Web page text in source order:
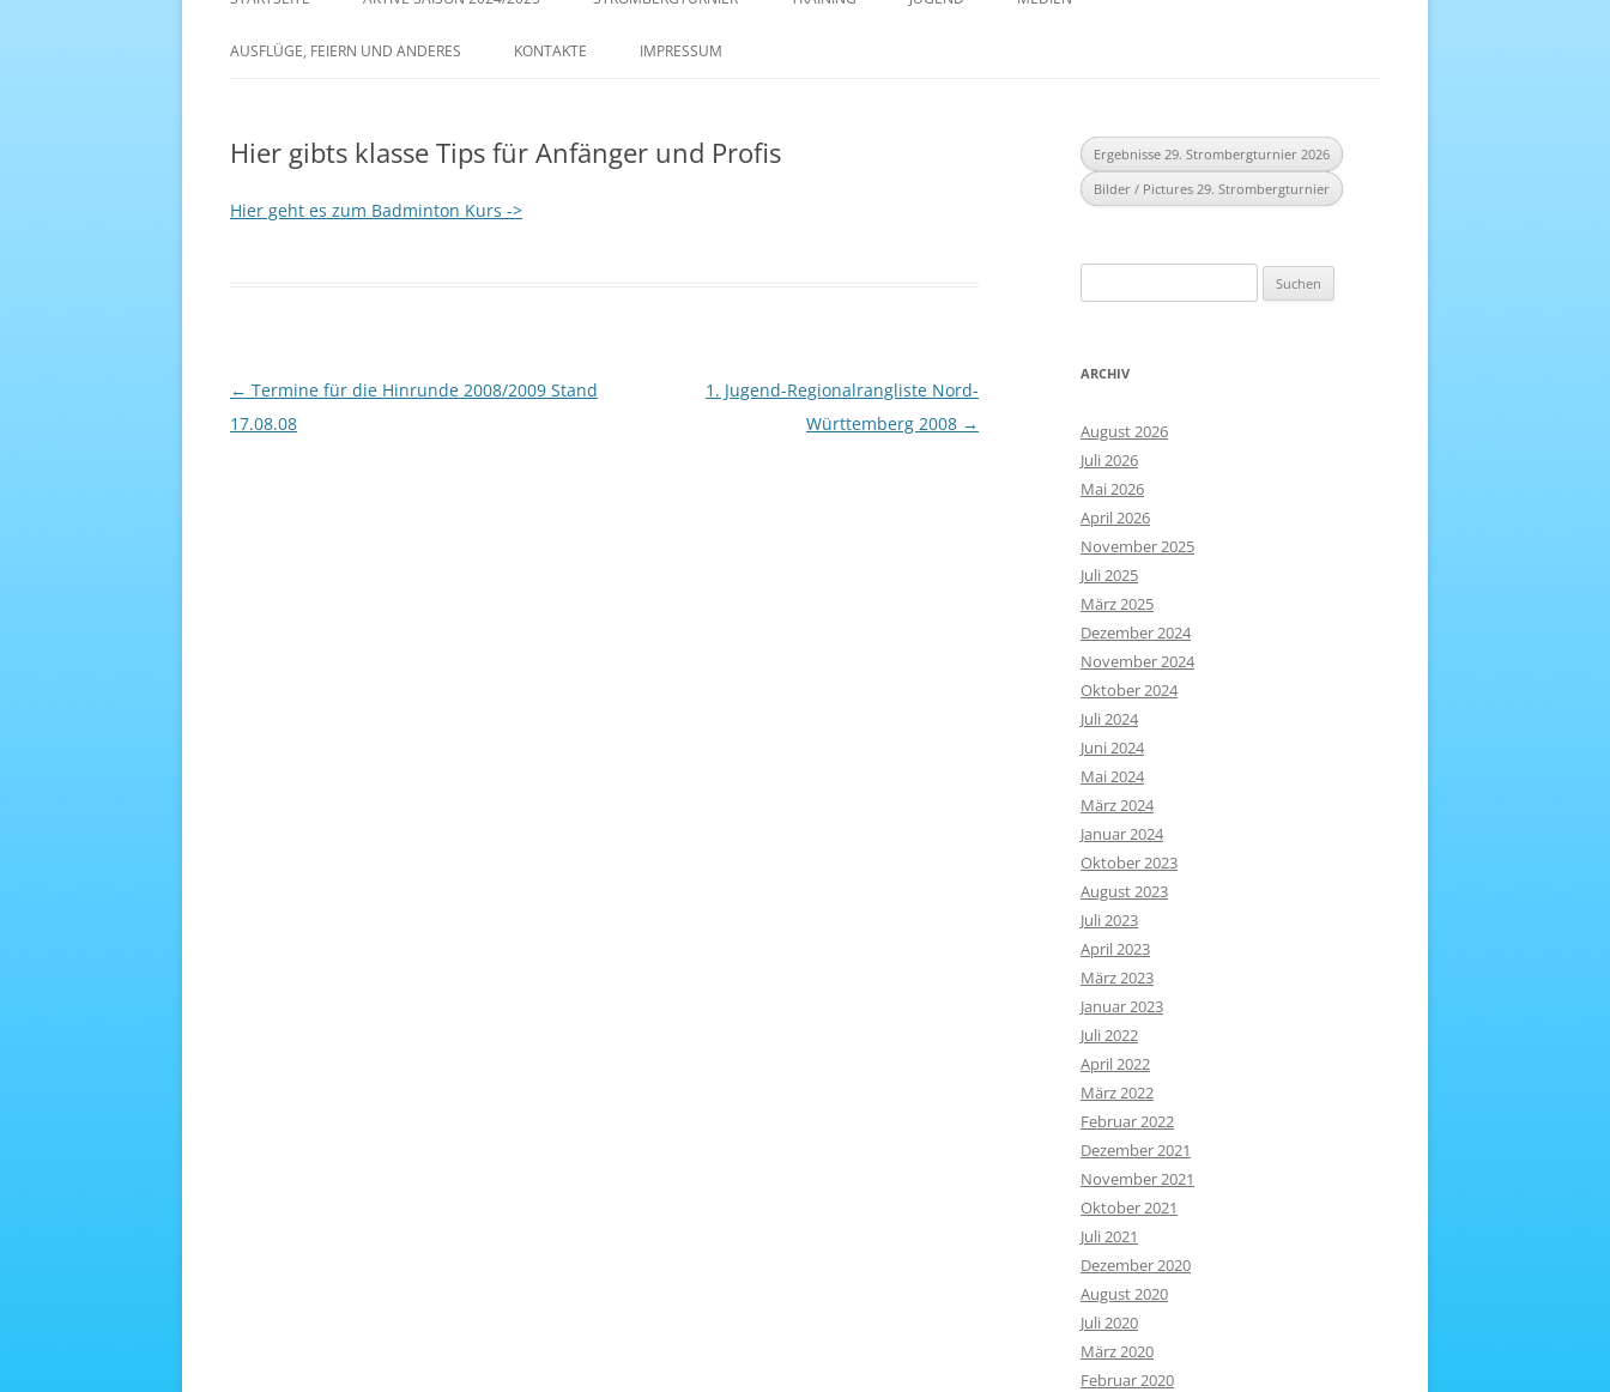
AKTIVE SAISON 2022/23
SAISON 2023 – MANNSCHAFTEN –
29. STROMBERGTURNIER 2026
27. STROMBERGTURNIER 2024
AUSFLÜGE, FEIERN UND ANDERES KONTAKTE IMPRESSUM
Hier gibts klasse Tips für Anfänger und Profis
Hier geht es zum Badminton Kurs ->
Beitragsnavigation
← Termine für die Hinrunde 2008/2009 Stand
17.08.08
1. Jugend-Regionalrangliste Nord-
Württemberg 2008 →
Ergebnisse 29. Strombergturnier 2026
Bilder / Pictures 29. Strombergturnier
nach:
ARCHIV
August 2026
Juli 2026
Mai 2026
April 2026
November 2025
Juli 2025
März 2025
Dezember 2024
November 2024
Oktober 2024
Juli 2024
Juni 2024
Mai 2024
März 2024
Januar 2024
Oktober 2023
August 2023
Juli 2023
April 2023
März 2023
Januar 2023
Juli 2022
April 2022
März 2022
Februar 2022
Dezember 2021
November 2021
Oktober 2021
Juli 2021
Dezember 2020
August 2020
Juli 2020
März 2020
Februar 2020